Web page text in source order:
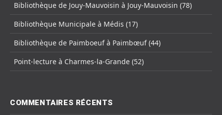
Bibliothèque de Jouy-Mauvoisin à Jouy-Mauvoisin (78)
Bibliothèque Municipale à Médis (17)
Bibliothèque de Paimboeuf à Paimbœuf (44)
Point-lecture à Charmes-la-Grande (52)
COMMENTAIRES RÉCENTS